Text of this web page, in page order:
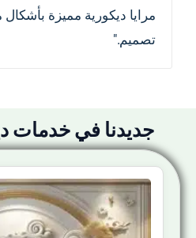
مرايا ديكورية مميزة
تصميم."
جديدنا في خدمات